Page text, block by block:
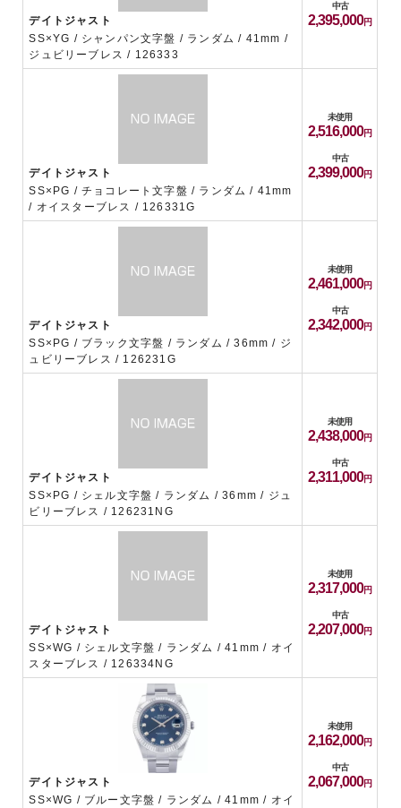
デイトジャスト
SS×YG / シャンパン文字盤 / ランダム / 41mm /
ジュビリーブレス / 126333
中古
2,395,000
デイトジャスト
SS×PG / チョコレート文字盤 / ランダム / 41mm
/ オイスターブレス / 126331G
未使用
2,516,000
中古
2,399,000
デイトジャスト
SS×PG / ブラック文字盤 / ランダム / 36mm / ジ
ュビリーブレス / 126231G
未使用
2,461,000
中古
2,342,000
デイトジャスト
SS×PG / シェル文字盤 / ランダム / 36mm / ジュ
ビリーブレス / 126231NG
未使用
2,438,000
中古
2,311,000
デイトジャスト
SS×WG / シェル文字盤 / ランダム / 41mm / オイ
スターブレス / 126334NG
未使用
2,317,000
中古
2,207,000
デイトジャスト
SS×WG / ブルー文字盤 / ランダム / 41mm / オイ
未使用
2,162,000
中古
2,067,000